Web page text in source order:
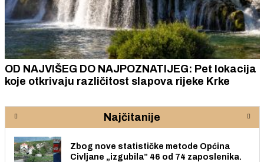
lokacija
ZAVRŠNICA TROKUT AKADEMIJE:
ideja, iskustava i ljudi koji žele aktivno
lokalne zajednice
Najčitanije
Zbog nove statističke metode Općina
Civljane „izgubila” 46 od 74 zaposlenika.